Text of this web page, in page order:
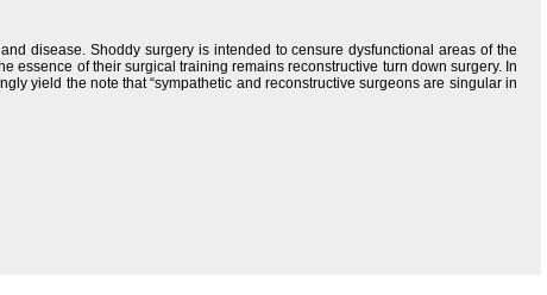
disease. Shoddy surgery is intended to censure dysfunctional areas of the
essence of their surgical training remains reconstructive turn down surgery. In
yield the note that “sympathetic and reconstructive surgeons are singular in